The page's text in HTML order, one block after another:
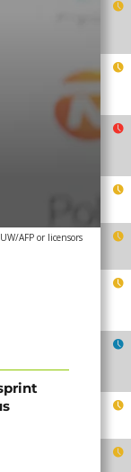
AFP or licensors